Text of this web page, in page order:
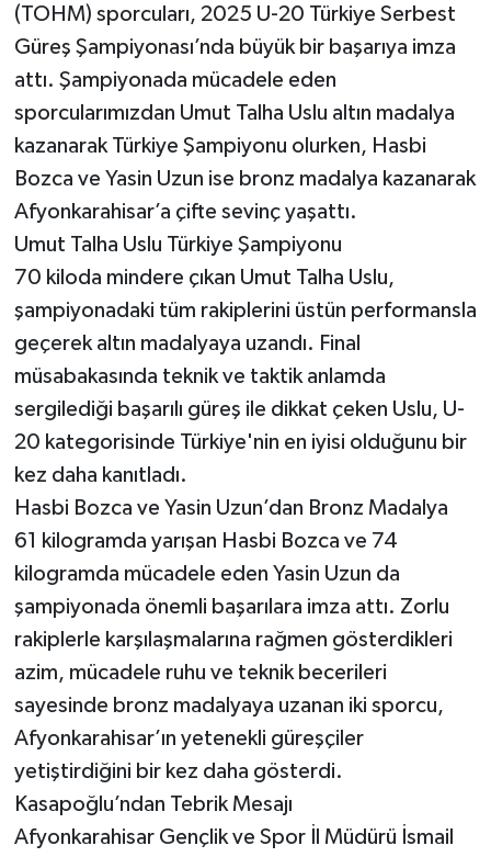
(TOHM) sporcuları, 2025 U-20 Türkiye Serbest
Güreş Şampiyonası’nda büyük bir başarıya imza
attı. Şampiyonada mücadele eden
sporcularımızdan Umut Talha Uslu altın madalya
kazanarak Türkiye Şampiyonu olurken, Hasbi
Bozca ve Yasin Uzun ise bronz madalya kazanarak
Afyonkarahisar’a çifte sevinç yaşattı.
Umut Talha Uslu Türkiye Şampiyonu
70 kiloda mindere çıkan Umut Talha Uslu,
şampiyonadaki tüm rakiplerini üstün performansla
geçerek altın madalyaya uzandı. Final
müsabakasında teknik ve taktik anlamda
sergilediği başarılı güreş ile dikkat çeken Uslu, U-
20 kategorisinde Türkiye'nin en iyisi olduğunu bir
kez daha kanıtladı.
Hasbi Bozca ve Yasin Uzun’dan Bronz Madalya
61 kilogramda yarışan Hasbi Bozca ve 74
kilogramda mücadele eden Yasin Uzun da
şampiyonada önemli başarılara imza attı. Zorlu
rakiplerle karşılaşmalarına rağmen gösterdikleri
azim, mücadele ruhu ve teknik becerileri
sayesinde bronz madalyaya uzanan iki sporcu,
Afyonkarahisar’ın yetenekli güreşçiler
yetiştirdiğini bir kez daha gösterdi.
Kasapoğlu’ndan Tebrik Mesajı
Afyonkarahisar Gençlik ve Spor İl Müdürü İsmail